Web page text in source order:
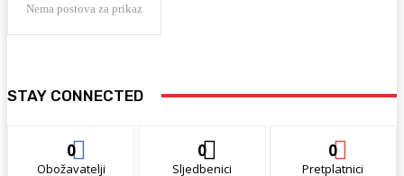
Nema postova za prikaz
STAY CONNECTED
0
Obožavatelji
0
Sljedbenici
0
Pretplatnici